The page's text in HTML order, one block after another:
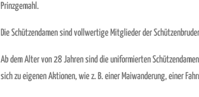
Prinzgemahl.
Die Schützendamen sind vollwertige Mitglieder der
Ab dem Alter von 28 Jahren sind die uniformierten
sich zu eigenen Aktionen, wie z. B. einer Maiwanderung, einer